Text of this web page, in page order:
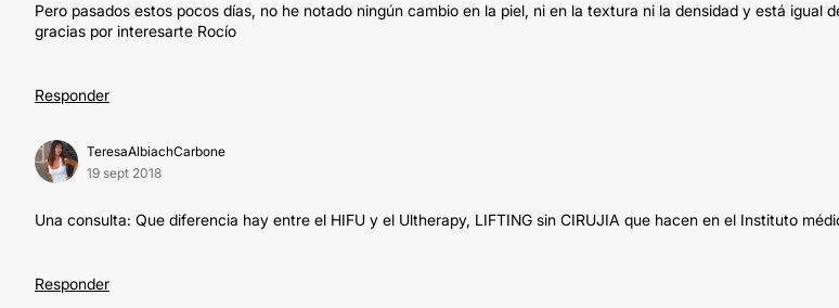
Pero pasados estos pocos días, no he notado ningún cambio en la piel, ni en la textura ni la densidad y está igual
gracias por interesarte Rocío
Responder
TeresaAlbiachCarbone
19 sept 2018
Una consulta: Que diferencia hay entre el HIFU y el Ultherapy, LIFTING sin CIRUJIA que hacen en el Instituto
Responder